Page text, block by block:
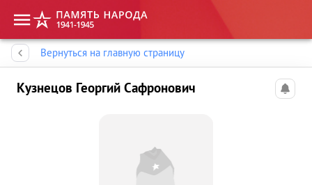
Вернуться на главную страницу
Кузнецов Георгий Сафронович
Память народа